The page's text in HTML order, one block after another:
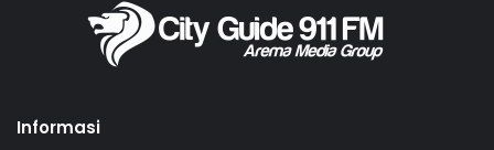
Informasi